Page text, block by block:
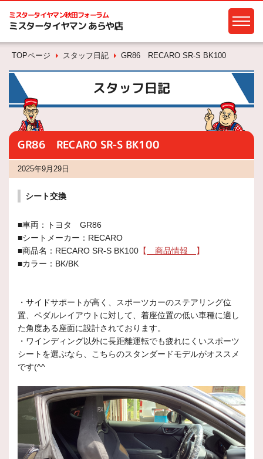
ミスタータイヤマン秋田フォーラム
ミスタータイヤマン あらや店
TOPページ スタッフ日記 GR86 RECARO SR-S BK100
スタッフ日記
GR86 RECARO SR-S BK100
2025年9月29日
シート交換
■車両：トヨタ GR86
■シートメーカー：RECARO
■商品名：RECARO SR-S BK100 【 商品情報
】
■カラー：BK/BK
・サイドサポートが高く、スポーツカーのステアリング位
置、ペダルレイアウトに対して、着座位置の低い車種に適し
た角度ある座面に設計されております。
・ワインディング以外に長距離運転でも疲れにくいスポーツ
シートを選ぶなら、こちらのスタンダードモデルがオススメ
です(^^